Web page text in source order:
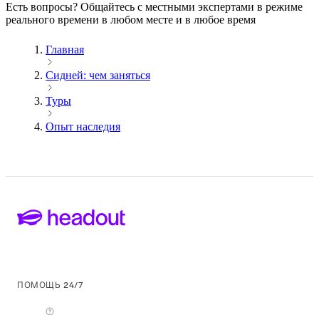
Есть вопросы? Общайтесь с местными экспертами в режиме
реального времени в любом месте и в любое время
Главная
Сидней: чем заняться
Туры
Опыт наследия
ПОМОЩЬ 24/7